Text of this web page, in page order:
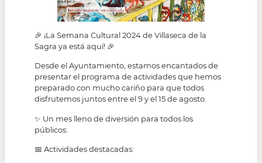
🎉 ¡La Semana Cultural 2024 de Villaseca de la
Sagra ya está aquí! 🎉
Desde el Ayuntamiento, estamos encantados de
presentar el programa de actividades que hemos
preparado con mucho cariño para que todos
disfrutemos juntos entre el 9 y el 15 de agosto.
✨ Un mes lleno de diversión para todos los
públicos:
📅 Actividades destacadas: